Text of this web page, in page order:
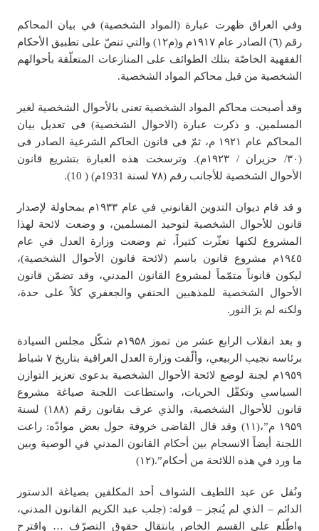
وفي العراق ظهرت عبارة (المواد الشخصية) في بيان المحاكم
رقم (٦) الصادر عام ١٩١٧م و(م١٢) والتي تنصّ على تطبيق الأحكام
الفقهية الخاصّة بتلك الطوائف على المنازعات المتعلّقة بأحوالهم
الشخصية من قبل محاكم المواد الشخصية.
وقد أصبحت محاكم المواد الشخصية تعنى بالأحوال الشخصية لغير
المسلمين. و ذکرت عبارة (الاحوال الشخصیة) فی تعدیل بیان
المحاکم عام ۱۹۲۱ م، ثمّ فی قانون الحاکم الشرعیة الصادر فی
(۳۰/ حزیران / ۱۹۲۳م). وترسخت هذه العبارة بتشريع قانون
الأحوال الشخصية للأجانب رقم (٧٨ لسنة 1931م) ( 10).
و قد قام دیوان التدوین القانوني في عام ۱۹۳۳م بمحاولة لإصدار
قانون للأحوال الشخصية لتوحيد المسلمين، و وضعت لائحة لهذا
المشروع لكنها تعثّرت كثيراً، ثم وضعت وزارة العدل في عام
١٩٤٥م مشروع قانون باسم (لائحة قانون الأحوال الشخصية)،
ليكون قانوناً متمّماً لمشروع القانون المدني، وقد تضمّن قانون
الأحوال الشخصية للمذهبين الحنفي والجعفري كلاً على حدة،
ولكنه لم يرَ النور.
و بعد انقلاب الرابع عشر من تموز ۱۹۵۸م شکّل مجلس السیادة
برئاسه نجيب الربيعي، وألّفت وزارة العدل العراقية بتاريخ ٧ شباط
١٩٥٩م لجنة لوضع لائحة الأحوال الشخصية بدعوى تعزيز التوازن
السياسي وتكفّل الحريات، واستطاعت اللجنة صياغة مشروع
قانون للأحوال الشخصية، والذي عرف بقانون رقم (١٨٨) لسنة
۱۹۵۹ م”،(١١) وقد قال القاضی خروفة حول بعض موادّه: راعت
اللجنة أيضاً الانسجام بين أحكام القانون المدني في الوصية وبين
ما ورد في هذه اللائحة من أحكام”.(١٢)
ونُقل عن عبد اللطيف الشواف أحد المكلفين بصياغة الدستور
الدائم – الذي لم يُنجز – قوله: (جلب عبد الكريم القانون المدني،
واطّلع على القسم الخاص بانتقال حقوق التصرّف … واقترح